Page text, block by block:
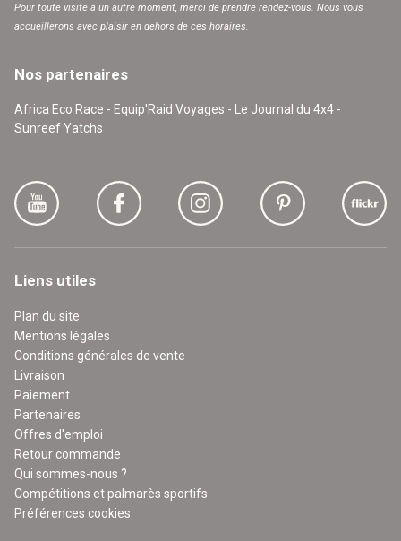
Pour toute visite à un autre moment, merci de prendre rendez-vous. Nous vous
accueillerons avec plaisir en dehors de ces horaires.
Nos partenaires
Africa Eco Race - Equip'Raid Voyages - Le Journal du 4x4 -
Sunreef Yatchs
Liens utiles
Plan du site
Mentions légales
Conditions générales de vente
Livraison
Paiement
Partenaires
Offres d'emploi
Retour commande
Qui sommes-nous ?
Compétitions et palmarès sportifs
Préférences cookies